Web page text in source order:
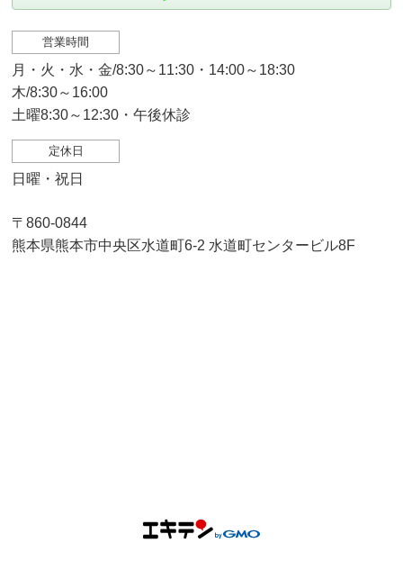
営業時間
月・火・水・金/8:30～11:30・14:00～18:30
木/8:30～16:00
土曜8:30～12:30・午後休診
定休日
日曜・祝日
〒860-0844
熊本県熊本市中央区水道町6-2 水道町センタービル8F